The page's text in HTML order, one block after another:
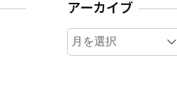
アーカイブ
ア
ー